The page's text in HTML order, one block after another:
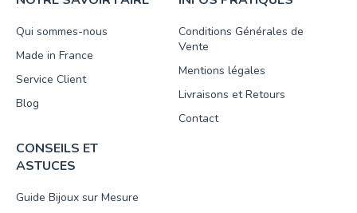
Qui sommes-nous
Made in France
Service Client
Blog
Conditions Générales de
Vente
Mentions légales
Livraisons et Retours
Contact
CONSEILS ET
ASTUCES
Guide Bijoux sur Mesure